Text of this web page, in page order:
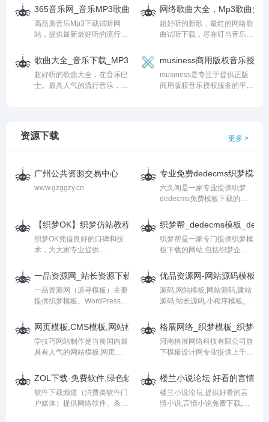
机、WIFI音箱、智能主机并提
供产品信息、企业介绍、加盟
信息，新闻资讯等，欢迎在线
浏览！
行音乐,网络歌曲,好听的歌,非
主流音乐,QQ音乐,经典老歌,
劲舞团歌曲,搞笑歌曲,儿童歌
曲,英文歌曲等。是您寻找好
365音乐网_音乐MP3歌曲免费下载试听的音乐网站
高品质音乐Mp3下载试听网
站，提供最新最好听的流行歌
面的歌曲排行榜。
网络歌曲大全，Mp3歌曲免
超好听的新歌，最红的网络歌
曲试听下载，尽在叮当音乐
文歌曲一网打尽，做最好的在
线音乐网站。
歌曲大全_音乐下载_MP3歌曲免费下载试听音乐网站_音乐巴士
超好听的歌曲大全，在音乐巴
士。最具人气的流行音乐，最
musiness商用版权音乐授权
musiness是专注于提供正版
商用版权音乐授权服务的平
机会，营造中国良好的商用音
资源下载 更多 >
广州公共资源交易中心
www.gzggzy.cn
专业免费dedecms织梦模板
六久阁是一家专业提供织梦
dedecms免费模板下载的网
梦博客模板,织梦图片模板,织
梦下载站模板,织梦原创网站
模板等
【织梦OK】织梦仿站教程网_漏洞修复_织梦模板下载
织梦OK凭借良好的口碑和技
术，为大家专业提供
页素材特效，建站实用工具等
建站资源，整理了织梦仿站教
程，织梦新手教程，织梦入门
教程，织梦bug修复等相关内
都学会使用织梦管理网站，
DEDE仿站培训网，让更多的
人都学会使用织梦搭建自己的
网站。
织梦帮_dedecms模板_dede
织梦帮是一家专门提供织梦模
板下载的网站,包括织梦企业
博客模板,织梦图片模板,织梦
html5模板下载,dede源码,网
站源码,dedecms教程以及各
类手机网站模板分享.
一品资源网_站长资源下载_织梦模板_WordPress主题模板
一品资源网（原寻模板）主要
提供织梦模板、WordPress主
板、网页模板、网站源码、商
业源码、IT视频教程、网页特
效、jquery代码、抖音AE素
材、PPT办公素材免费下载
优品资源网-网站源码模板系
源码,网站模板,网站源码,建站
源码,站长源码,小程序模板,源
码,游戏源码,php源码,织梦模
板,dedecms模板,discuz模
板,discuz插件,帝国cms模板,
建站教程,微擎,源码网,源码论
name="keywords" />
网页模板,CMS模板,网站模板免费下载-学技巧网站制作
学技巧网站制作是当前国内最
具有人气的网站模板,网页模
统网站教程
(dedecms,phpcms,帝国
cms,dz论坛等),网站制作教程
和常用的建站资源,网页特
格展网络_织梦模板_织梦
河南格展网络科技有限公司旗
下模板设计网专业提供上千种
定制,织梦仿站,织梦html5手机
网站模版、织梦二次开发源码
免费分享下载。
ZOL下载-免费软件,绿色软件
软件下载频道（消费类软件门
户媒体）提供网络软件、杀毒
楼兰小说论坛 好看的言情小
楼兰小说论坛,提供好看的言
情小说,言情小说免费下载,言